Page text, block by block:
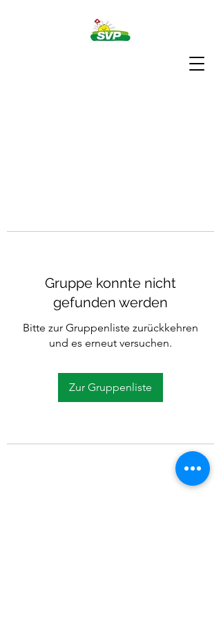
Gruppe konnte nicht
gefunden werden
Bitte zur Gruppenliste zurückkehren
und es erneut versuchen.
Zur Gruppenliste